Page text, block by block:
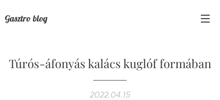
Gasztro blog
Túrós-áfonyás kalács kuglóf formában
2022.04.15